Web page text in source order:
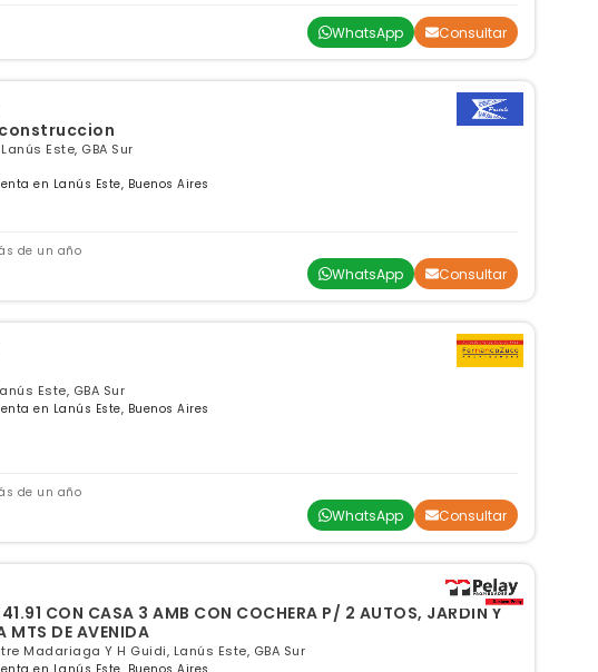
WhatsApp Consultar
construccion
Este, GBA Sur
en Lanús Este, Buenos Aires
de un año
WhatsApp Consultar
Este, GBA Sur
en Lanús Este, Buenos Aires
de un año
WhatsApp Consultar
3 AMB CON COCHERA P/ 2 AUTOS, JARDIN Y
MTS DE AVENIDA
Madariaga Y H Guidi, Lanús Este, GBA Sur